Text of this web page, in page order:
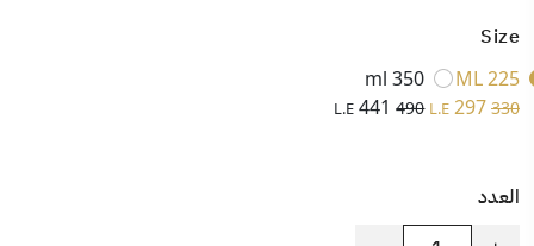
Size
225 ML
L.E 297 330
350 ml
L.E 441490
العدد